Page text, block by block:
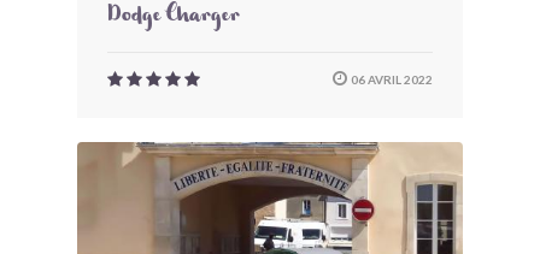
Dodge Charger
06 AVRIL 2022